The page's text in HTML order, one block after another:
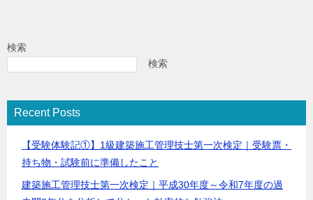
検索
検索
Recent Posts
【受験体験記①】1級建築施工管理技士第一次検定｜受験票・
持ち物・試験前に準備したこと
建築施工管理技士第一次検定｜平成30年度～令和7年度の過